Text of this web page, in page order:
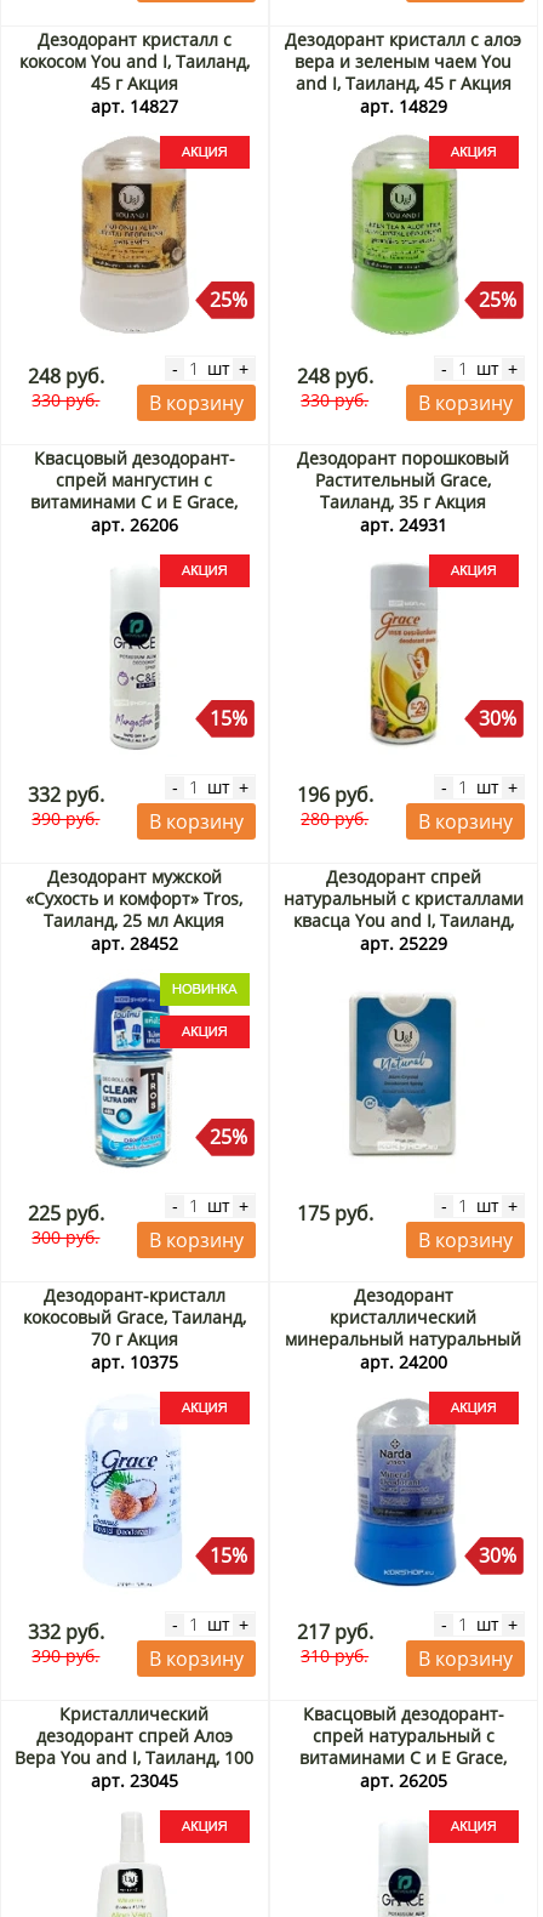
Дезодорант кристалл с
кокосом You and I, Таиланд,
45 г Акция
арт. 14827
25%
248 руб.
330 руб.
- шт +
В корзину
Дезодорант кристалл с алоэ
вера и зеленым чаем You
and I, Таиланд, 45 г Акция
арт. 14829
25%
248 руб.
330 руб.
- шт +
В корзину
Квасцовый дезодорант-
спрей мангустин с
витаминами С и Е Grace,
Таиланд, 50 мл Акция
арт. 26206
15%
332 руб.
390 руб.
- шт +
В корзину
Дезодорант порошковый
Растительный Grace,
Таиланд, 35 г Акция
арт. 24931
30%
196 руб.
280 руб.
- шт +
В корзину
Дезодорант мужской
«Сухость и комфорт» Tros,
Таиланд, 25 мл Акция
арт. 28452
25%
225 руб.
300 руб.
- шт +
В корзину
Дезодорант спрей
натуральный с кристаллами
квасца You and I, Таиланд,
20 мл
арт. 25229
175 руб. - шт +
В корзину
Дезодорант-кристалл
кокосовый Grace, Таиланд,
70 г Акция
арт. 10375
15%
332 руб.
390 руб.
- шт +
В корзину
Дезодорант
кристаллический
минеральный натуральный
Narda, Таиланд, 45 г Акция
арт. 24200
30%
217 руб.
310 руб.
- шт +
В корзину
Кристаллический
дезодорант спрей Алоэ
Вера You and I, Таиланд, 100
мл Акция
арт. 23045
Квасцовый дезодорант-
спрей натуральный с
витаминами С и Е Grace,
Таиланд, 50 мл Акция
арт. 26205